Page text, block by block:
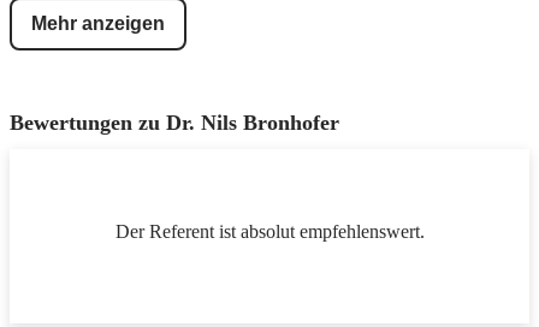
engagiert. Nils Bronhofer ist verheiratet und hat 3 Kinder.
Mehr anzeigen
Bewertungen zu Dr. Nils Bronhofer
Der Referent ist absolut empfehlenswert.